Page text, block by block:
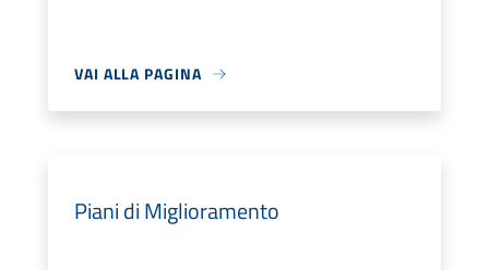
VAI ALLA PAGINA
Piani di Miglioramento